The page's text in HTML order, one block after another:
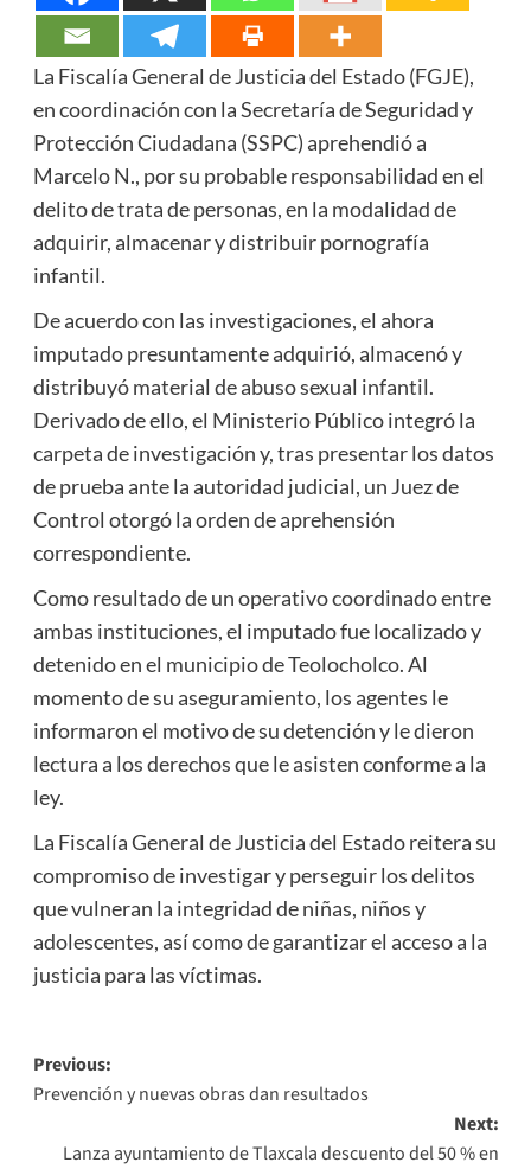
La Fiscalía General de Justicia del Estado (FGJE),
en coordinación con la Secretaría de Seguridad y
Protección Ciudadana (SSPC) aprehendió a
Marcelo N., por su probable responsabilidad en el
delito de trata de personas, en la modalidad de
adquirir, almacenar y distribuir pornografía
infantil.
De acuerdo con las investigaciones, el ahora
imputado presuntamente adquirió, almacenó y
distribuyó material de abuso sexual infantil.
Derivado de ello, el Ministerio Público integró la
carpeta de investigación y, tras presentar los datos
de prueba ante la autoridad judicial, un Juez de
Control otorgó la orden de aprehensión
correspondiente.
Como resultado de un operativo coordinado entre
ambas instituciones, el imputado fue localizado y
detenido en el municipio de Teolocholco. Al
momento de su aseguramiento, los agentes le
informaron el motivo de su detención y le dieron
lectura a los derechos que le asisten conforme a la
ley.
La Fiscalía General de Justicia del Estado reitera su
compromiso de investigar y perseguir los delitos
que vulneran la integridad de niñas, niños y
adolescentes, así como de garantizar el acceso a la
justicia para las víctimas.
Post
navigation
Previous:
Prevención y nuevas obras dan resultados
Next:
Lanza ayuntamiento de Tlaxcala descuento del 50 % en